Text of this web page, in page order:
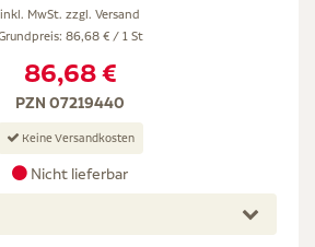
inkl. MwSt. zzgl. Versand
86,68 € / 1 St
86,68 €
PZN 07219440
Keine Versandkosten
Nicht lieferbar